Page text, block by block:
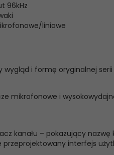
96kHz
liniowe
wygląd i formę oryginalnej
mikrofonowe i
kanału – pokazujący
przeprojektowany interfejs